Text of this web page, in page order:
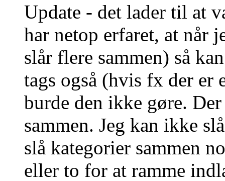
Update - det lader til at
har netop erfaret, at når
slår flere sammen) så
tags også (hvis fx der er
burde den ikke gøre.
sammen. Jeg kan ikke
slå kategorier sammen
eller to for at ramme